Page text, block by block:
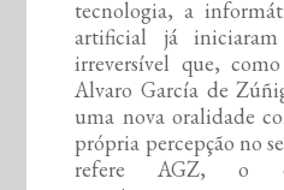
tecnologia, a
artificial já
irreversível que,
Alvaro García de
uma nova oralidade
própria percepção no
refere AGZ, o